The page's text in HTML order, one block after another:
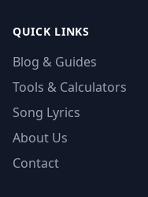
QUICK LINKS
Blog & Guides
Tools & Calculators
Song Lyrics
About Us
Contact